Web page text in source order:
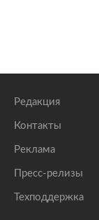
Редакция
Контакты
Реклама
Пресс-релизы
Техподдержка